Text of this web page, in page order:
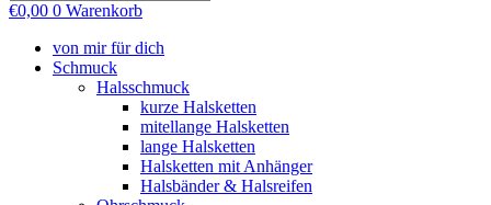
€0,00 0 Warenkorb
von mir für dich
Schmuck
Halsschmuck
kurze Halsketten
mitellange Halsketten
lange Halsketten
Halsketten mit Anhänger
Halsbänder & Halsreifen